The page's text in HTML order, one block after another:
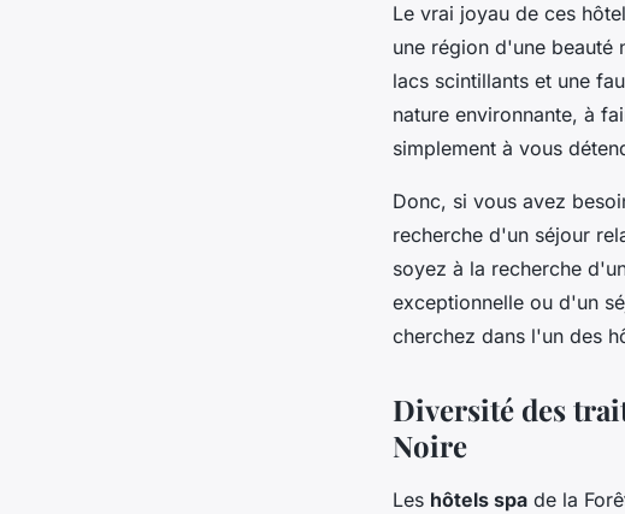
Le vrai joyau de ces
une région d'une beauté
lacs scintillants et une
nature environnante, à
simplement à vous
Donc, si vous avez
recherche d'un séjour
soyez à la recherche
exceptionnelle ou d'un
cherchez dans l'un des
Diversité des
Noire
Les hôtels spa de la